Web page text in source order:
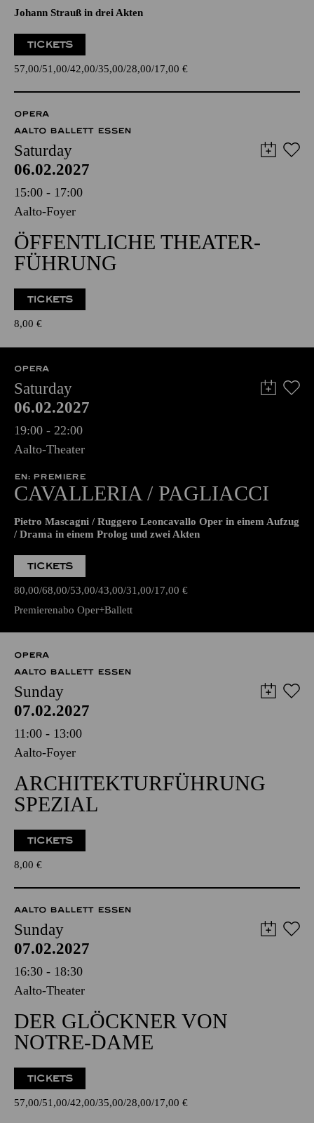
Johann Strauß in drei Akten
TICKETS
57,00 51,00 42,00 35,00 28,00 17,00 €
OPERA
AALTO BALLETT ESSEN
Saturday
06.02.2027
15:00 - 17:00
Aalto-Foyer
ÖFFENTLICHE THEATER­
FÜHRUNG
TICKETS
8,00 €
OPERA
Saturday
06.02.2027
19:00 - 22:00
Aalto-Theater
EN: PREMIERE
CAVALLERIA / PAGLIACCI
Pietro Mascagni / Ruggero Leoncavallo Oper in einem Aufzug
/ Drama in einem Prolog und zwei Akten
TICKETS
80,00 68,00 53,00 43,00 31,00 17,00 €
Premierenabo Oper+Ballett
OPERA
AALTO BALLETT ESSEN
Sunday
07.02.2027
11:00 - 13:00
Aalto-Foyer
ARCHITEKTURFÜHRUNG
SPEZIAL
TICKETS
8,00 €
AALTO BALLETT ESSEN
Sunday
07.02.2027
16:30 - 18:30
Aalto-Theater
DER GLÖCKNER VON
NOTRE-DAME
TICKETS
57,00 51,00 42,00 35,00 28,00 17,00 €